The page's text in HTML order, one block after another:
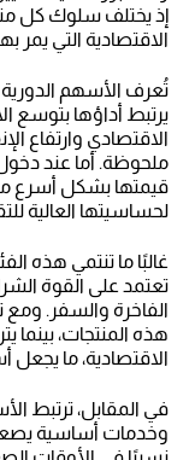
إذ يختلف سلوك كل
الاقتصادية التي يمر
يرتبط أداؤها بتوسع
الاقتصادي وارتفاع
ملحوظة. أما عند
قيمتها بشكل أسرع من
لحساسيتها العالية
غالبًا ما تنتمي هذه
تعتمد على القوة
الفاخرة والسفر. ومع
هذه المنتجات، بينما
الاقتصادية، ما يجعل
في المقابل، ترتبط
وخدمات أساسية يصعب